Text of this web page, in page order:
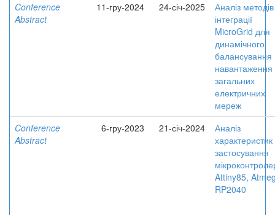
Conference
Abstract
11-гру-2024 24-січ-2025
Аналіз методів
інтеграції
MicroGrid для
динамічного
балансування
навантаження
загальних
електричних
мереж
Conference
Abstract
6-гру-2023 21-січ-2024
Аналіз
характеристик
застосування
Attiny85,
RP2040